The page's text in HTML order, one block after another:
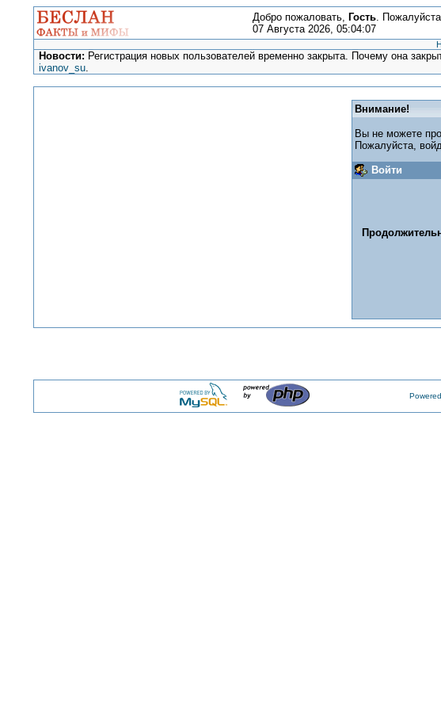
Добро пожаловать, Гость.
07 Августа 2026, 05:04:07
Новости: Регистрация новых пользователей временно закрыта. Почему она
ivanov_su.
Внимание!
Вы не можете
Пожалуйста,
Войти